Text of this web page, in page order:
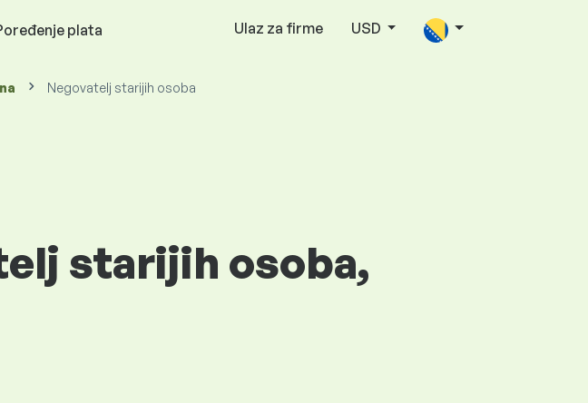
plata Ulaz za firme USD
Negovatelj starijih osoba
starijih osoba,